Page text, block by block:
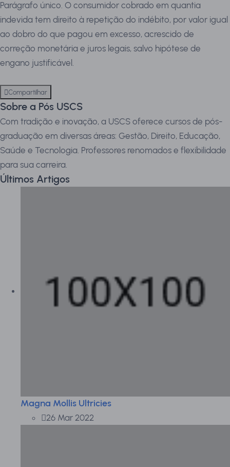
Parágrafo único. O consumidor cobrado em quantia
indevida tem direito à repetição do indébito, por valor igual
ao dobro do que pagou em excesso, acrescido de
correção monetária e juros legais, salvo hipótese de
engano justificável.
Compartilhar
Sobre a Pós USCS
Com tradição e inovação, a USCS oferece cursos de pós-
graduação em diversas áreas: Gestão, Direito, Educação,
Saúde e Tecnologia. Professores renomados e flexibilidade
para sua carreira.
Últimos Artigos
Magna Mollis Ultricies
26 Mar 2022